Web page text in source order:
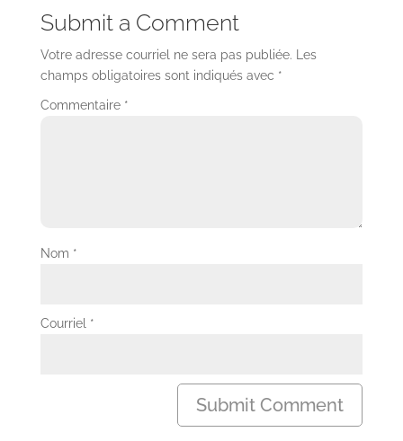
Submit a Comment
Votre adresse courriel ne sera pas publiée. Les
champs obligatoires sont indiqués avec *
Commentaire *
Nom *
Courriel *